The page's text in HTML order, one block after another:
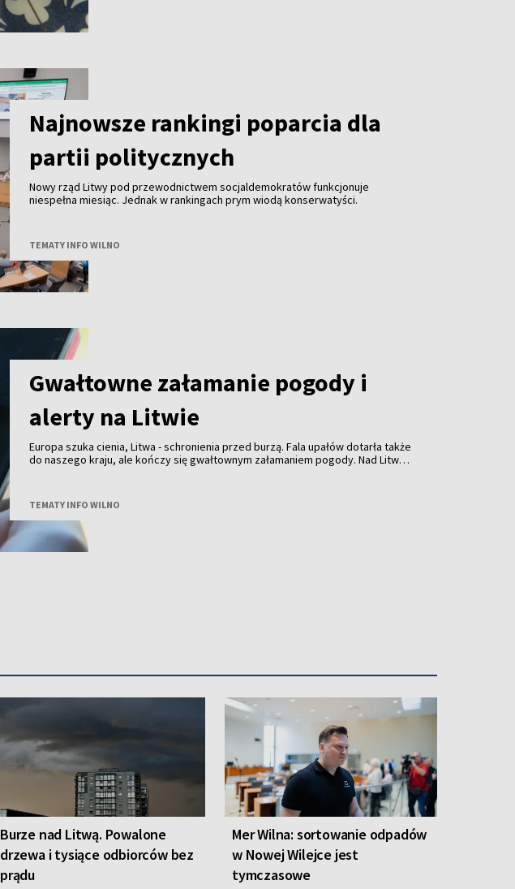
Najnowsze rankingi poparcia dla
partii politycznych
Nowy rząd Litwy pod przewodnictwem socjaldemokratów funkcjonuje
niespełna miesiąc. Jednak w rankingach prym wiodą konserwatyści.
TEMATY INFO WILNO
Gwałtowne załamanie pogody i
alerty na Litwie
Europa szuka cienia, Litwa - schronienia przed burzą. Fala upałów dotarła także
do naszego kraju, ale kończy się gwałtownym załamaniem pogody. Nad Litwą
TEMATY INFO WILNO
Burze nad Litwą. Powalone
drzewa i tysiące odbiorców bez
prądu
Mer Wilna: sortowanie odpadów
w Nowej Wilejce jest
tymczasowe